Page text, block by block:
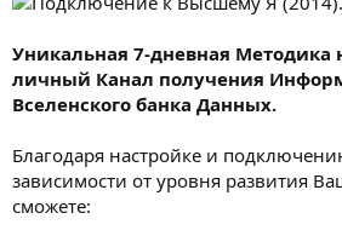
д
н
и
я
Уникальная 7-дневная Методика
личный Канал получения
Вселенского банка Данных.
Благодаря настройке и
зависимости от уровня развития
сможете: